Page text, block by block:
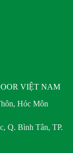
VIỆT NAM
Hóc Môn
Q. Bình Tân, TP.